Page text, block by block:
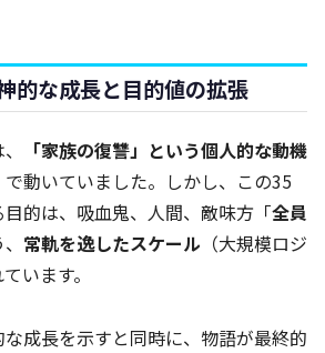
的な成長と目的値の拡張
「家族の復讐」という個人的な動機
で動いていました。しかし、この35
的は、吸血鬼、人間、敵味方「全員
常軌を逸したスケール （大規模ロジ
います。
成長を示すと同時に、物語が最終的